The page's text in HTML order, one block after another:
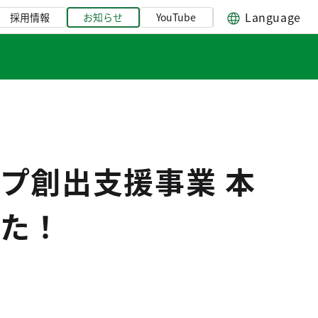
採用情報 お知らせ YouTube Language
創出支援事業 本
！